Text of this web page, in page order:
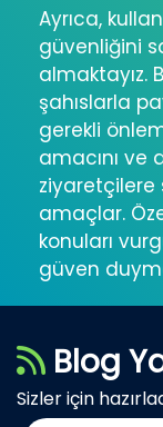
Ayrıca,
güvenliğini
almaktayız.
şahıslarla
gerekli
amacını ve
ziyaretçilere
amaçlar.
konuları
güven
Blog
Sizler için